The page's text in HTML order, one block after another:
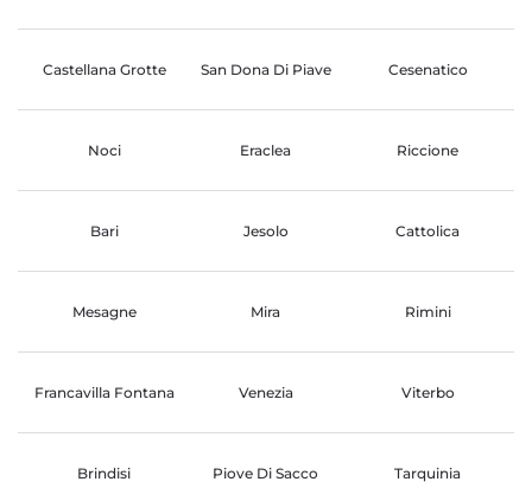
Castellana Grotte San Dona Di Piave Cesenatico
Noci Eraclea Riccione
Bari Jesolo Cattolica
Mesagne Mira Rimini
Francavilla Fontana Venezia Viterbo
Brindisi Piove Di Sacco Tarquinia